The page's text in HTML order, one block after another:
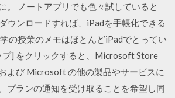
。 ノートアプリでも色々試していると
ウンロードすれば、iPadを手帳化できる
の授業のメモはほとんどiPadでとってい
プ] をクリックすると、Microsoft Store
よび Microsoft の他の製品やサービスに
プランの通知を受け取ることを希望し同